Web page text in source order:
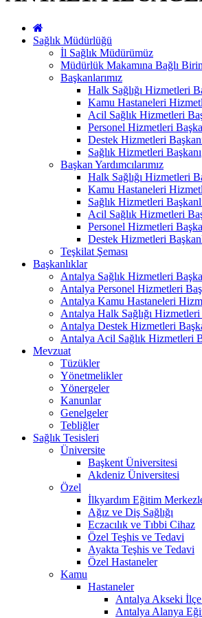
Sağlık Müdürlüğü
İl Sağlık Müdürümüz
Müdürlük Makamına Bağlı
Başkanlarımız
Halk Sağlığı Hizmetleri
Kamu Hastaneleri
Acil Sağlık Hizmetleri
Personel Hizmetleri
Destek Hizmetleri
Sağlık Hizmetleri Başkanı
Başkan Yardımcılarımız
Halk Sağlığı Hizmetleri
Kamu Hastaneleri
Sağlık Hizmetleri
Acil Sağlık Hizmetleri
Personel Hizmetleri
Destek Hizmetleri
Teşkilat Şeması
Başkanlıklar
Antalya Sağlık Hizmetleri
Antalya Personel Hizmetleri
Antalya Kamu Hastaneleri
Antalya Halk Sağlığı Hizmetleri
Antalya Destek Hizmetleri
Antalya Acil Sağlık Hizmetleri
Mevzuat
Tüzükler
Yönetmelikler
Yönergeler
Kanunlar
Genelgeler
Tebliğler
Sağlık Tesisleri
Üniversite
Başkent Üniversitesi
Akdeniz Üniversitesi
Özel
İlkyardım Eğitim
Ağız ve Diş Sağlığı
Eczacılık ve Tıbbi Cihaz
Özel Teşhis ve Tedavi
Ayakta Teşhis ve Tedavi
Özel Hastaneler
Kamu
Hastaneler
Antalya Akseki
Antalya Alanya